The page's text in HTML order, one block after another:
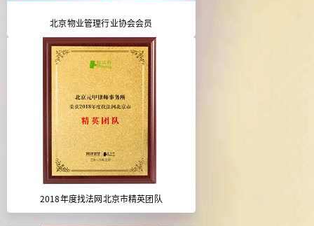
北京物业管理行业协会会员
2018年度找法网北京市精英团队